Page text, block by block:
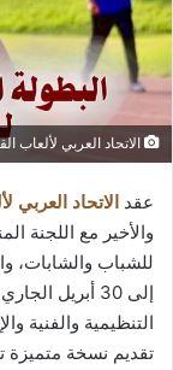
الاتحاد العربي
عقد الاتحاد العربي
والأخير مع اللجنة
إلى 30 أبريل
التنظيمية والفنية
تقديم نسخة متميزة